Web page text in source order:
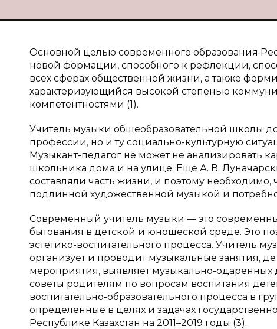
Основной целью современного образования
новой формации, способного к рефлекции,
всех сферах общественной жизни, а также
характеризующийся высокой степенью
компетентностями (1).
Учитель музыки общеобразовательной школы
профессии, но и ту социально-культурную
Музыкант-педагог не может не анализировать
школьника дома и на улице. Еще А. В.
составляли часть жизни, и поэтому
подлинной художественной музыкой и
Современный учитель музыки — это
бытования в детской и юношеской среде. Это
эстетико-воспитательного процесса. Учитель
организует и проводит музыкальные занятия,
мероприятия, выявляет музыкально-
советы родителям по вопросам воспитания
воспитательно-образовательного процесса в
определенные в целях и задачах
Республике Казахстан на 2011–2019 годы (3).